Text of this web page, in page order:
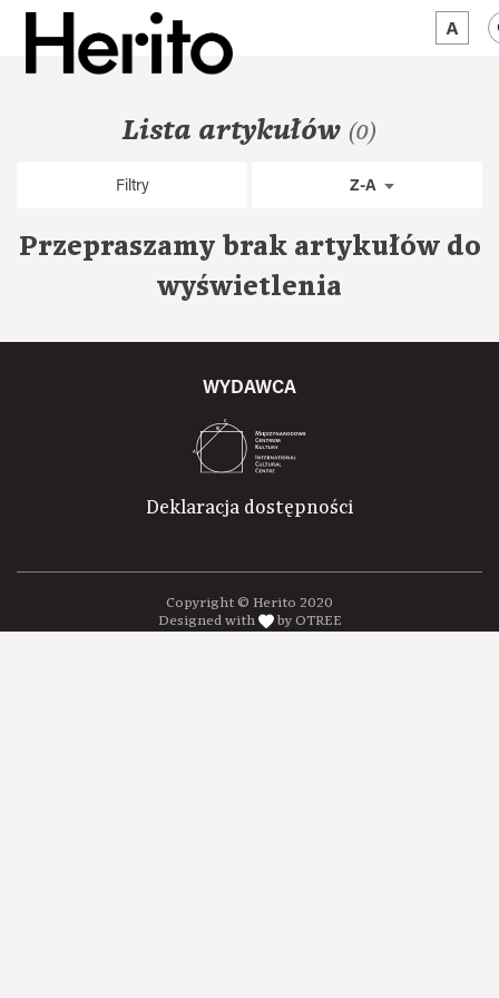
MAMY NA OKU
JĘZYK: PL
Lista artykułów (0)
Filtry Z-A
Przepraszamy brak artykułów do
wyświetlenia
WYDAWCA
Deklaracja dostępności
Copyright © Herito 2020
Designed with
by OTREE